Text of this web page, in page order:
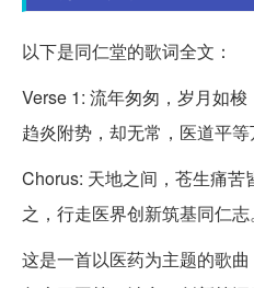
以下是同仁堂的歌词全文：
Verse 1: 流年匆匆，岁月如
趋炎附势，却无常，医道平等
Chorus: 天地之间，苍生痛
之，行走医界创新筑基同仁志。
这是一首以医药为主题的歌曲